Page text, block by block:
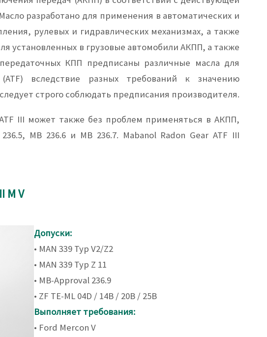
разработано для применения в автоматических и
рулевых и гидравлических механизмах, а также
установленных в грузовые автомобили АКПП, а также
КПП предписаны различные масла для
(ATF) вследствие разных требований к значению
строго соблюдать предписания производителя.
ATF III может также без проблем применяться в АКПП,
MB 236.6 и MB 236.7. Mabanol Radon Gear ATF III
M V
Допуски:
• MAN 339 Typ V2/Z2
• MAN 339 Typ Z 11
• MB-Approval 236.9
• ZF TE-ML 04D / 14B / 20B / 25B
Выполняет требования:
• Ford Mercon V